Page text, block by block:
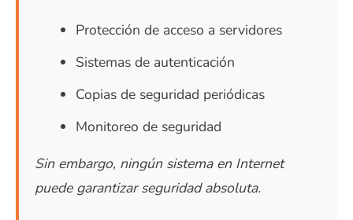
Protección de acceso a servidores
Sistemas de autenticación
Copias de seguridad periódicas
Monitoreo de seguridad
Sin embargo, ningún sistema en Internet
puede garantizar seguridad absoluta.